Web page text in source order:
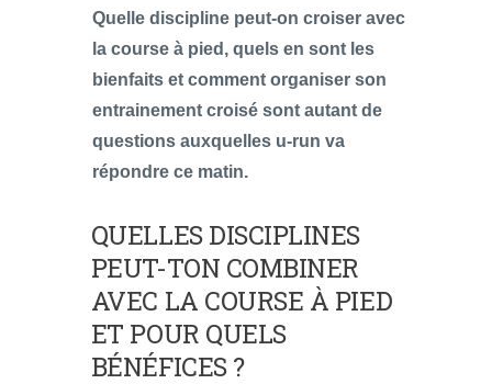
Quelle discipline peut-on croiser avec
la course à pied, quels en sont les
bienfaits et comment organiser son
entrainement croisé sont autant de
questions auxquelles u-run va
répondre ce matin.
QUELLES DISCIPLINES
PEUT-TON COMBINER
AVEC LA COURSE À PIED
ET POUR QUELS
BÉNÉFICES ?